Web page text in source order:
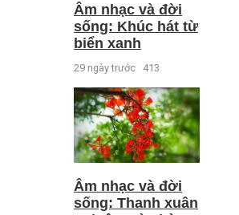
Âm nhạc và đời
sống: Khúc hát từ
biển xanh
29 ngày trước 413
Âm nhạc và đời
sống: Thanh xuân